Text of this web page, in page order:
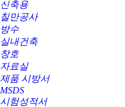
신축용
칠만공사
방수
실내건축
창호
자료실
제품 시방서
MSDS
시험성적서